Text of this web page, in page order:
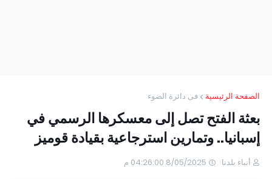
الصفحة الرئيسية فى دائرة الضوء
بعثة الفتح تصل إلى معسكرها الرسمي في
إسبانيا.. وتمارين استرجاعية بقيادة قوميز
أنباء بلدنا 8/05/2025 04:26:00 م